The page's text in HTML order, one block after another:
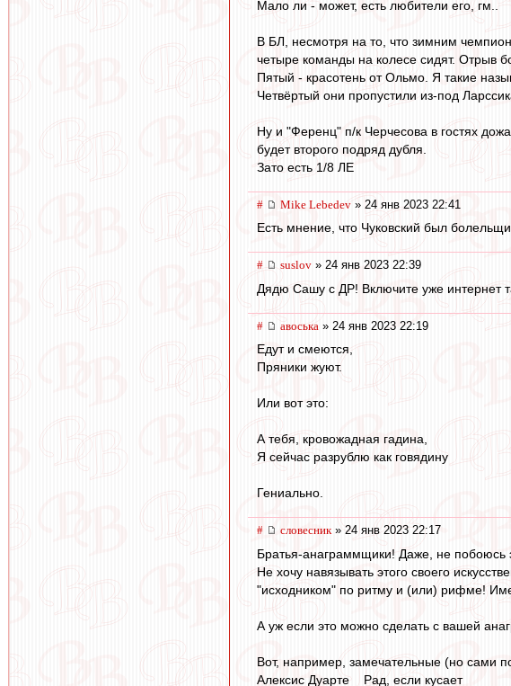
Мало ли - может, есть любители его, гм..
В БЛ, несмотря на то, что зимним
четыре команды на колесе сидят. Отрыв
Пятый - красотень от Ольмо. Я такие
Четвёртый они пропустили из-под
Ну и "Ференц" п/к Черчесова в гостях
будет второго подряд дубля.
Зато есть 1/8 ЛЕ
# Mike Lebedev » 24 янв 2023 22:41
Есть мнение, что Чуковский был
# suslov » 24 янв 2023 22:39
Дядю Сашу с ДР! Включите уже интернет
# авоська » 24 янв 2023 22:19
Едут и смеются,
Пряники жуют.
Или вот это:
А тебя, кровожадная гадина,
Я сейчас разрублю как говядину
Гениально.
# словесник» 24 янв 2023 22:17
Братья-анаграммщики! Даже, не побоюсь
Не хочу навязывать этого своего
"исходником" по ритму и (или) рифме!
А уж если это можно сделать с вашей
Вот, например, замечательные (но сами
Алексис Дуарте__Рад, если кусает